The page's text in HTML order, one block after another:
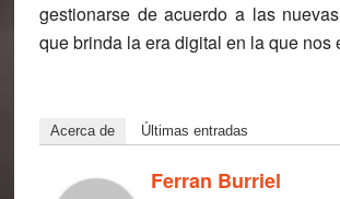
gestionarse de acuerdo a las
que brinda la era digital en la que nos
Acerca de Últimas entradas
Ferran Burriel